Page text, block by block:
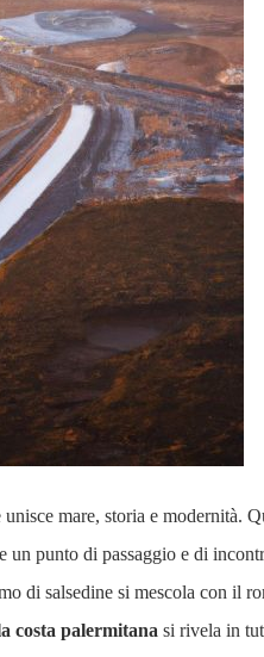
mare, storia e modernità.
punto di passaggio e di
di salsedine si mescola con il
costa palermitana si rivela in